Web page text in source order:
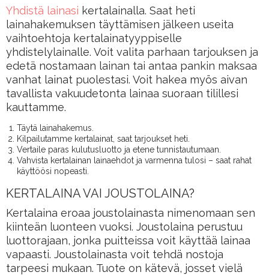
Yhdistä lainasi kertalainalla. Saat heti
lainahakemuksen täyttämisen jälkeen useita
vaihtoehtoja kertalainatyyppiselle
yhdistelylainalle. Voit valita parhaan tarjouksen ja
edetä nostamaan lainan tai antaa pankin maksaa
vanhat lainat puolestasi. Voit hakea myös aivan
tavallista vakuudetonta lainaa suoraan tilillesi
kauttamme.
Täytä lainahakemus.
Kilpailutamme kertalainat, saat tarjoukset heti.
Vertaile paras kulutusluotto ja etene tunnistautumaan.
Vahvista kertalainan lainaehdot ja varmenna tulosi – saat rahat
käyttöösi nopeasti.
KERTALAINA VAI JOUSTOLAINA?
Kertalaina eroaa joustolainasta nimenomaan sen
kiinteän luonteen vuoksi. Joustolaina perustuu
luottorajaan, jonka puitteissa voit käyttää lainaa
vapaasti. Joustolainasta voit tehdä nostoja
tarpeesi mukaan. Tuote on kätevä, josset vielä